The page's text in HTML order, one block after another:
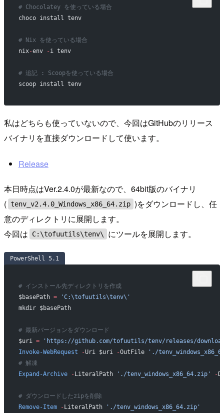
# Chocolatey を使っている場合
choco install tenv
# Nix を使っている場合
nix-env -i tenv
# 追記 : Scoopを使っている場合
scoop install tenv
私はどちらも使っていないので、今回はGitHubのリリース
バイナリを直接ダウンロードして使います。
Release
本日時点はVer.2.4.0が最新なので、64bit版のバイナリ
( tenv_v2.4.0_Windows_x86_64.zip )をダウンロードし、任
意のディレクトリに展開します。
今回は
C:\tofuutils\tenv\ にツールを展開します。
PowerShell 5.1
# インストール先ディレクトリを作成
$basePath = 'C:\tofuutils\tenv\'
mkdir $basePath
# 最新バージョンをダウンロード
$uri = 'https://github.com/tofuutils/tenv/releases/download/
Invoke-WebRequest -Uri $uri -OutFile
'./
# 解凍
Expand-Archive - LiteralPath './tenv_windows_x86_64.zip' -
# ダウンロードしたzipを削除
Remove-Item - LiteralPath './tenv_windows_x86_64.zip'